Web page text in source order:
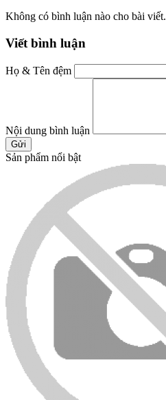
Không có bình luận nào cho bài viết.
Viết bình luận
Họ & Tên đệm
Nội dung bình luận
Gửi
Sản phẩm nổi bật